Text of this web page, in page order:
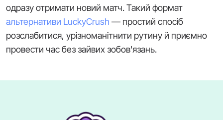
одразу отримати новий матч. Такий формат
альтернативи LuckyCrush — простий спосіб
розслабитися, урізноманітнити рутину й приємно
провести час без зайвих зобов'язань.